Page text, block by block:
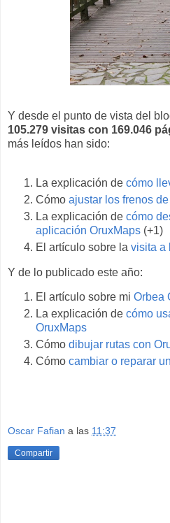
Y desde el punto de vista del
105.279 visitas con 169.046
más leídos han sido:
La explicación de cómo
Cómo ajustar los frenos
La explicación de cómo
aplicación OruxMaps (+1)
El artículo sobre la visita a
Y de lo publicado este año:
El artículo sobre mi Orbea
La explicación de cómo
OruxMaps
Cómo dibujar rutas con
Cómo cambiar o reparar
Oscar Fafian a las 11:37
Compartir